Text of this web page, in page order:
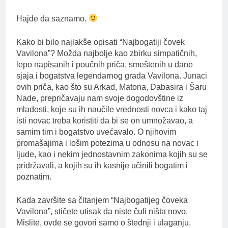
Hajde da saznamo.
Kako bi bilo najlakše opisati “Najbogatiji čovek
Vavilona”? Možda najbolje kao zbirku simpatičnih,
lepo napisanih i poučnih priča, smeštenih u dane
sjaja i bogatstva legendarnog grada Vavilona. Junaci
ovih priča, kao što su Arkad, Matona, Dabasira i Šaru
Nade, prepričavaju nam svoje dogodovštine iz
mladosti, koje su ih naučile vrednosti novca i kako taj
isti novac treba koristiti da bi se on umnožavao, a
samim tim i bogatstvo uvećavalo. O njihovim
promašajima i lošim potezima u odnosu na novac i
ljude, kao i nekim jednostavnim zakonima kojih su se
pridržavali, a kojih su ih kasnije učinili bogatim i
poznatim.
Kada završite sa čitanjem “Najbogatijeg čoveka
Vavilona”, stičete utisak da niste čuli ništa novo.
Mislite, ovde se govori samo o štednji i ulaganju,